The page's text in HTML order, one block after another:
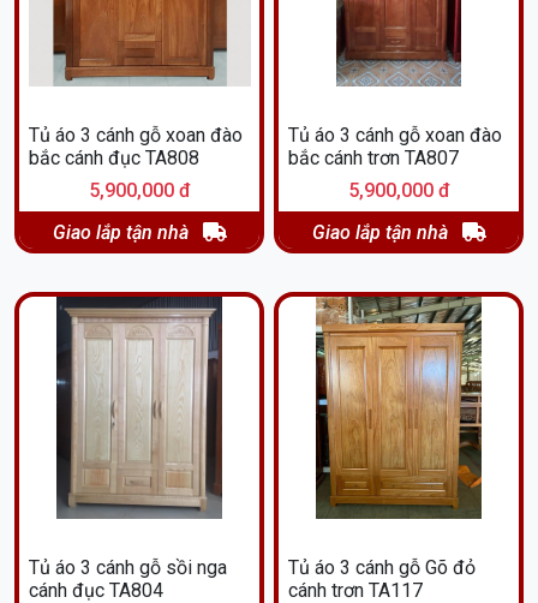
Tủ áo 3 cánh gỗ xoan đào
bắc cánh đục TA808
5,900,000 đ
Giao lắp tận nhà
Tủ áo 3 cánh gỗ xoan đào
bắc cánh trơn TA807
5,900,000 đ
Giao lắp tận nhà
Tủ áo 3 cánh gỗ sồi nga
cánh đục TA804
Tủ áo 3 cánh gỗ Gõ đỏ
cánh trơn TA117